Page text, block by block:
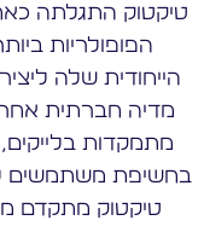
טיקטוק התגלתה
הפופולריות
הייחודית שלה
מדיה חברתית
מתמקדות
בחשיפת משתמשים
טיקטוק מתקדם